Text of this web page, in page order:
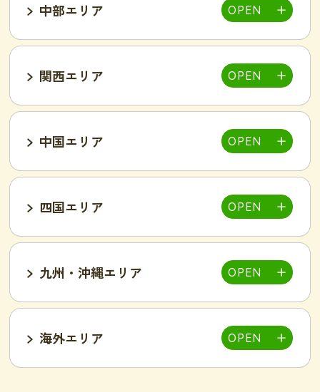
仙台泉店
大宮店 新所沢西口店
池袋西口店
吉祥寺駅前店
小岩駅前店 渋谷店 新橋店
小山店
湘南藤沢店 新横浜菊名店
群馬太田店
中部エリア
富山インター店
甲府中央店
岐阜可児店
一宮店 岡崎駅前店
豊田南店
名古屋駅前店
名古屋金山駅前店
関西エリア
明石駅前店
豊岡店
東加古川店
姫路店
和歌山店
旭・千林店 梅田北新地店
新大阪店
中国エリア
岡山駅前店 岡山東店
東広島西条店 広島福山店
四国エリア
高知西店
九州・沖縄エリア
海外エリア